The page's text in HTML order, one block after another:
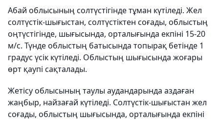
Абай облысының солтүстігінде тұман күтіледі. Жел
солтүстік-шығыстан, солтүстіктен соғады, облыстың
оңтүстігінде, шығысында, орталығында екпіні 15-20
м/с. Түнде облыстың батысында топырақ бетінде 1
градус үсік күтіледі. Облыстың шығысында жоғары
өрт қаупі сақталады.
Жетісу облысының таулы аудандарында аздаған
жаңбыр, найзағай күтіледі. Солтүстік-шығыстан жел
соғады, облыстың шығысында, орталығында екпіні